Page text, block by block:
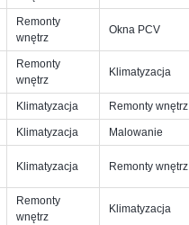
Remonty
wnętrz
Okna PCV
Remonty
wnętrz
Klimatyzacja
Klimatyzacja Remonty wnętrz
Klimatyzacja Malowanie
Klimatyzacja Remonty wnętrz
Remonty
wnętrz
Klimatyzacja